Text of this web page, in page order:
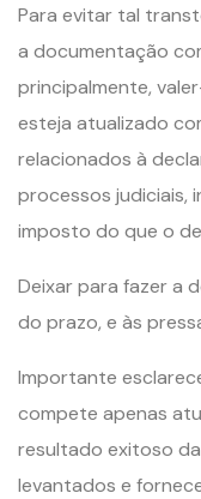
Para evitar tal
a documentação
principalmente,
esteja atualizado
relacionados à
processos judiciais,
imposto do que o
Deixar para fazer a
do prazo, e às
Importante
compete apenas
resultado exitoso
levantados e